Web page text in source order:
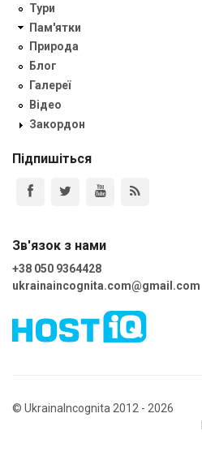
Тури
Пам'ятки
Природа
Блог
Галереї
Відео
Закордон
Підпишіться
Зв'язок з нами
+38 050 9364428
ukrainaincognita.com@gmail.com
© UkrainaIncognita 2012 - 2026